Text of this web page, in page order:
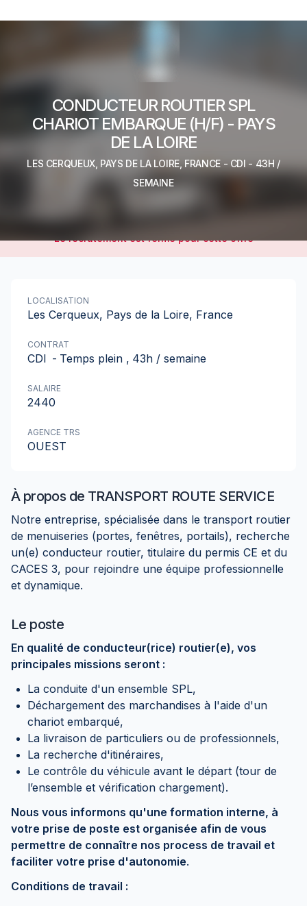
CONDUCTEUR ROUTIER SPL
CHARIOT EMBARQUE (H/F) - PAYS
DE LA LOIRE
LES CERQUEUX, PAYS DE LA LOIRE, FRANCE - CDI - 43H /
SEMAINE
Le recrutement est fermé pour cette offre
À propos de TRANSPORT ROUTE SERVICE
Notre entreprise, spécialisée dans le transport routier
de menuiseries (portes, fenêtres, portails), recherche
un(e) conducteur routier, titulaire du permis CE et du
CACES 3, pour rejoindre une équipe professionnelle
et dynamique.
Le poste
En qualité de conducteur(rice) routier(e), vos
principales missions seront :
La conduite d'un ensemble SPL,
Déchargement des marchandises à l'aide d'un
chariot embarqué,
La livraison de particuliers ou de professionnels,
La recherche d'itinéraires,
Le contrôle du véhicule avant le départ (tour de
l’ensemble et vérification chargement).
Nous vous informons qu'une formation interne, à
votre prise de poste est organisée afin de vous
permettre de connaître nos process de travail et
faciliter votre prise d'autonomie.
Conditions de travail :
LOCALISATION
Les Cerqueux, Pays de la Loire, France
CONTRAT
CDI - Temps plein , 43h / semaine
SALAIRE
2440
AGENCE TRS
OUEST